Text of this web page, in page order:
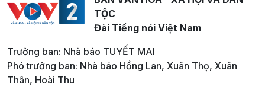
TỘC
Đài Tiếng nói Việt Nam
Trưởng ban: Nhà báo TUYẾT MAI
Phó trưởng ban: Nhà báo Hồng Lan, Xuân Thọ, Xuân
Thân, Hoài Thu